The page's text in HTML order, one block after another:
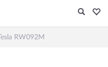
Tesla RW092M